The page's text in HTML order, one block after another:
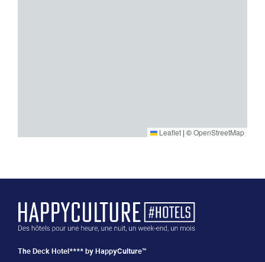
Leaflet | ©OpenStreetMap
The Deck Hotel**** by HappyCulture™